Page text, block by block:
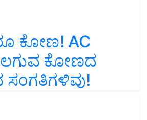
ಕೋಣ! AC
ಕೋಣದ
ಸಂಗತಿಗಳಿವು!